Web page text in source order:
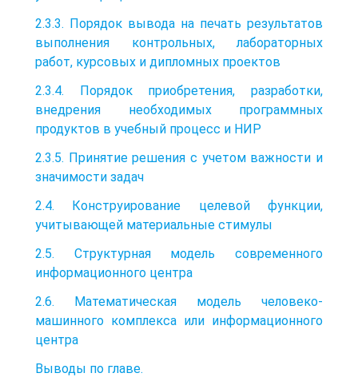
2.3.3. Порядок вывода на печать результатов
выполнения контрольных, лабораторных
работ, курсовых и дипломных проектов
2.3.4. Порядок приобретения, разработки,
внедрения необходимых программных
продуктов в учебный процесс и НИР
2.3.5. Принятие решения с учетом важности и
значимости задач
2.4. Конструирование целевой функции,
учитывающей материальные стимулы
2.5. Структурная модель современного
информационного центра
2.6. Математическая модель человеко-
машинного комплекса или информационного
центра
Выводы по главе.